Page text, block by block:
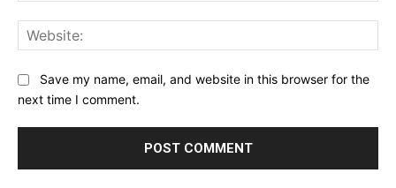
Save my name, email, and website in this browser for the
next time I comment.